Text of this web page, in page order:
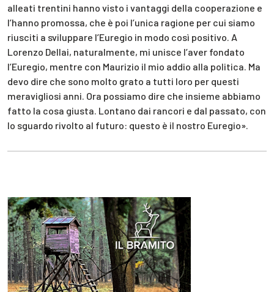
alleati trentini hanno visto i vantaggi della cooperazione e
l’hanno promossa, che è poi l’unica ragione per cui siamo
riusciti a sviluppare l’Euregio in modo così positivo. A
Lorenzo Dellai, naturalmente, mi unisce l’aver fondato
l’Euregio, mentre con Maurizio il mio addio alla politica. Ma
devo dire che sono molto grato a tutti loro per questi
meravigliosi anni. Ora possiamo dire che insieme abbiamo
fatto la cosa giusta. Lontano dai rancori e dal passato, con
lo sguardo rivolto al futuro: questo è il nostro Euregio».